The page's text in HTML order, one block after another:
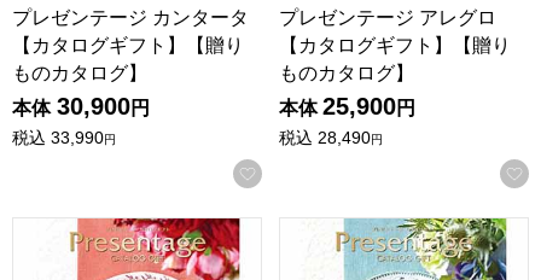
プレゼンテージ カンタータ
【カタログギフト】【贈り
ものカタログ】
本体 30,900円
税込 33,990円
お気に入りに登録する
プレゼンテージ アレグロ
【カタログギフト】【贈り
ものカタログ】
本体 25,900円
税込 28,490円
プレゼンテージ アンサンブル【カタログギフト】【贈りも
プレゼンテージ ポロネーズ